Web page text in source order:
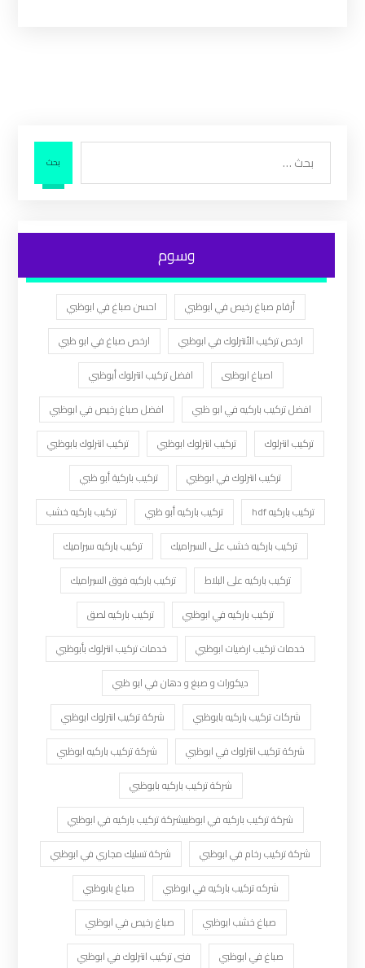
بحث
وسوم
أرقام صباغ رخيص في ابوظبي
احسن صباغ في ابوظبي
ارخص تركيب الأنترلوك في ابوظبي
ارخص صباغ في ابو ظبي
اصباغ ابوظبى
افضل تركيب انترلوك أبوظبي
افضل تركيب باركيه في ابو ظبي
افضل صباغ رخيص في ابوظبي
تركيب انترلوك
تركيب انترلوك ابوظبي
تركيب انترلوك بابوظبي
تركيب انترلوك في ابوظبي
تركيب باركية أبو ظبي
تركيب باركيه hdf
تركيب باركيه أبو ظبي
تركيب باركيه خشب
تركيب باركيه خشب على السيراميك
تركيب باركيه سيراميك
تركيب باركيه على البلاط
تركيب باركيه فوق السيراميك
تركيب باركيه في ابوظبي
تركيب باركيه لصق
خدمات تركيب ارضيات ابوظبي
خدمات تركيب انترلوك بأبوظبي
ديكورات و صبغ و دهان في ابو ظبي
شركات تركيب باركيه بابوظبي
شركة تركيب انترلوك ابوظبي
شركة تركيب انترلوك في ابوظبي
شركة تركيب باركيه ابوظبي
شركة تركيب باركيه بابوظبي
شركة تركيب باركيه في ابوظبيشركة تركيب باركيه في ابوظبي
شركة تركيب رخام في ابوظبي
شركة تسليك مجاري في ابوظبي
شركه تركيب باركيه في ابوظبي
صباغ بابوظبي
صباغ خشب ابوظبي
صباغ رخيص في ابوظبي
صباغ في ابوظبي
فنى تركيب انترلوك في ابوظبي